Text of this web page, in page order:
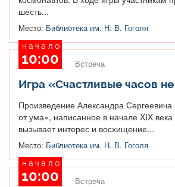
шесть...
Место: Библиотека им. Н. В. Гоголя
начало
10:00 Встреча
Игра «Счастливые часов
Произведение Александра
от ума», написанное в начале XIX
вызывает интерес и восхищение...
Место: Библиотека им. Н. В. Гоголя
начало
10:00 Встреча